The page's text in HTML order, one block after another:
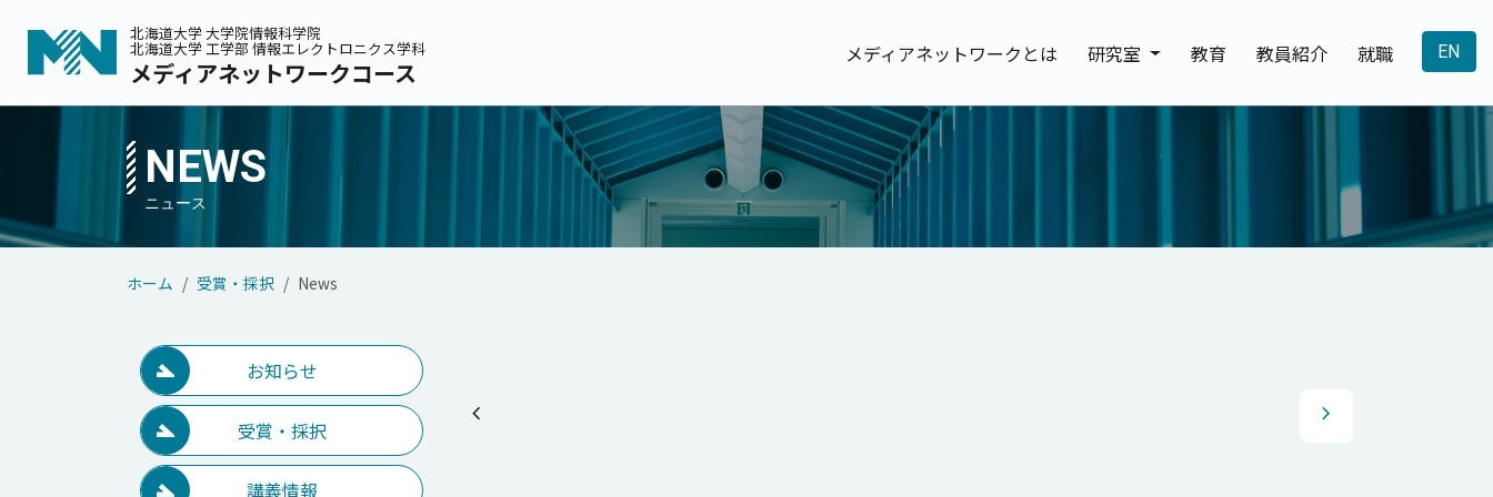
メインコンテンツへスキップ
北海道大学 大学院情報科学院
北海道大学 工学部 情報エレクトロニクス学科
メディアネットワークコース
メディアネットワークとは 研究室 教育 教員紹介 就職 EN
NEWS
ホーム 受賞・採択 News
お知らせ
受賞・採択
講義情報
chevron_left chevron_right